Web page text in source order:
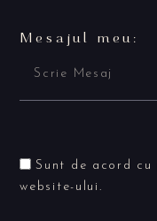
Mesajul meu:
Sunt de acord cu
website-ului.